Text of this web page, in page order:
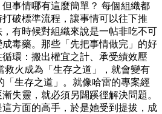
事情哪有這麼簡單？ 每個組織都
破標準流程，讓事情可以往下推
有時候對組織來說是一帖非吃不可
毒藥。那些「先把事情做完」的好
環：搬出權宜之計、承受績效壓
救火成為「生存之道」，就會變有
「生存之道」。就像哈雷的專案經
失靈，就必須另闢蹊徑解決問題。
方面的高手，於是她受到提拔，成